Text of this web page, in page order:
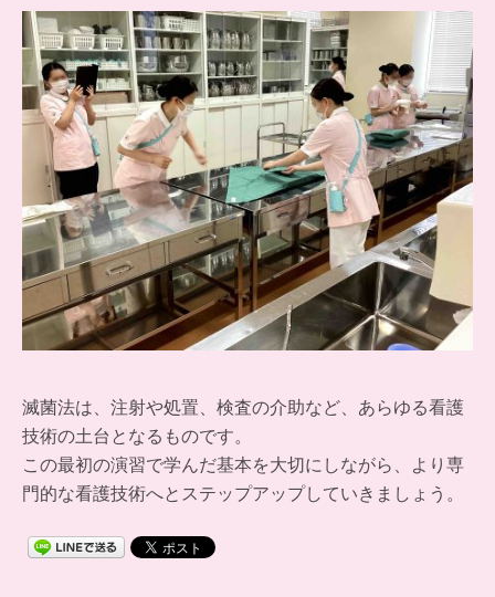
滅菌法は、注射や処置、検査の介助など、あらゆる看護
技術の土台となるものです。
この最初の演習で学んだ基本を大切にしながら、より専
門的な看護技術へとステップアップしていきましょう。